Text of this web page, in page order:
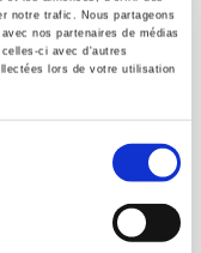
notre trafic. Nous partageons
nos partenaires de médias
ci avec d'autres
lors de votre utilisation